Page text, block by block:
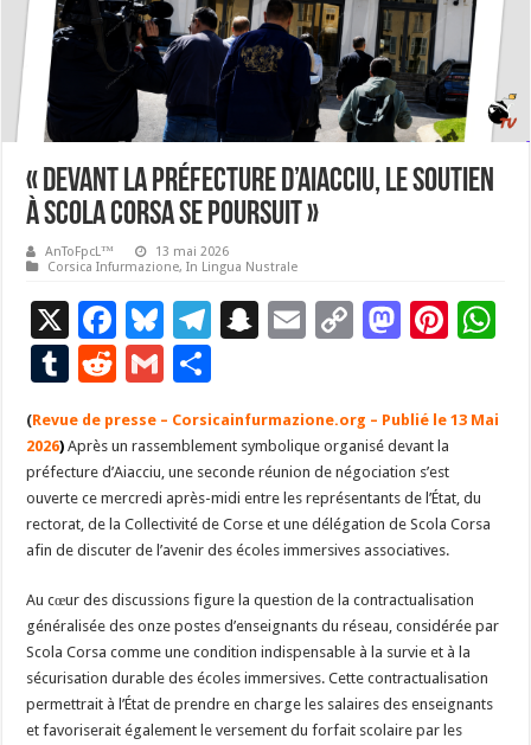
« Devant la préfecture d’Aiacciu, le soutien
à Scola Corsa se poursuit »
AnToFpcL™
13 mai 2026
Corsica Infurmazione,In Lingua Nustrale
X
F
ac
e
b
o
o
k
Bl
u
es
ky
T
gr
a
m
S
p
c
h
at
E
l
C
y
Li
n
k
M
d
o
n
Pi
es
t
T
u
m
bl
r
R
d
di
t
G
ai
l
ar
ta
g
er
(Revue de presse – Corsicainfurmazione.org – Publié le 13 Mai
2026)Après un rassemblement symbolique organisé devant la
préfecture d’Aiacciu, une seconde réunion de négociation s’est
ouverte ce mercredi après-midi entre les représentants de l’État, du
rectorat, de la Collectivité de Corse et une délégation de Scola Corsa
afin de discuter de l’avenir des écoles immersives associatives.
Au cœur des discussions figure la question de la contractualisation
généralisée des onze postes d’enseignants du réseau, considérée par
Scola Corsa comme une condition indispensable à la survie et à la
sécurisation durable des écoles immersives. Cette contractualisation
permettrait à l’État de prendre en charge les salaires des enseignants
et favoriserait également le versement du forfait scolaire par les